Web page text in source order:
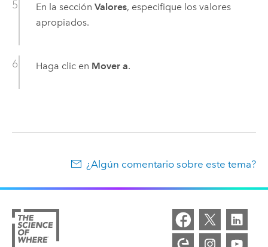
En la sección Valores, especifique los valores
apropiados.
Haga clic en Mover a.
¿Algún comentario sobre este tema?